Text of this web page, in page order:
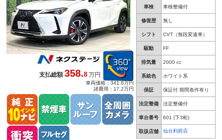
車検 車検整備付
修復歴 無し
シフト CVT（無段変速車）
駆動 FF
排気量 2000 cc
系統色 ホワイト系
保証 保証付 期間条件有り
法定整備 法定整備付
車台番号 601 (下3桁)
取扱店舗 仙台利府店
支払総額358.8 万円
車両価格：341.6万円
諸費用：17.2万円